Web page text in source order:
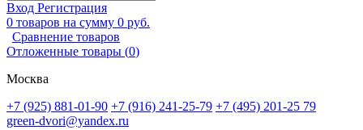
Вход Регистрация
0 товаров на сумму 0 руб.
Сравнение товаров
Отложенные товары (0)
Москва
+7 (925) 881-01-90 +7 (916) 241-25-79 +7 (495) 201-25 79
green-dvori@yandex.ru